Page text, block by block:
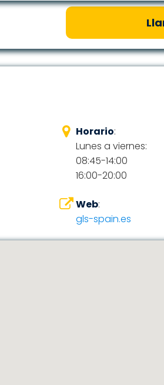
Horario:
Lunes a viernes:
08:45-14:00
16:00-20:00
Web:
gls-spain.es